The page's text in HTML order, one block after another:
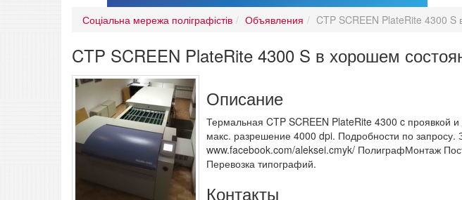
Соціальна мережа поліграфістів Объявления CTP SCREEN PlateRite 4300
CTP SCREEN PlateRite 4300 S в хорошем
Описание
Термальная CTP SCREEN PlateRite 4300 c проявкой
макс. разрешение 4000 dpi. Подробности по
www.facebook.com/aleksei.cmyk/ ПолиграфМонтаж
Перевозка типографий.
Контакты